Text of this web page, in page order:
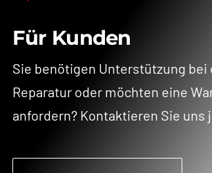
Für Kunden
Sie benötigen Unterstützung bei
Reparatur oder möchten eine
anfordern? Kontaktieren Sie uns